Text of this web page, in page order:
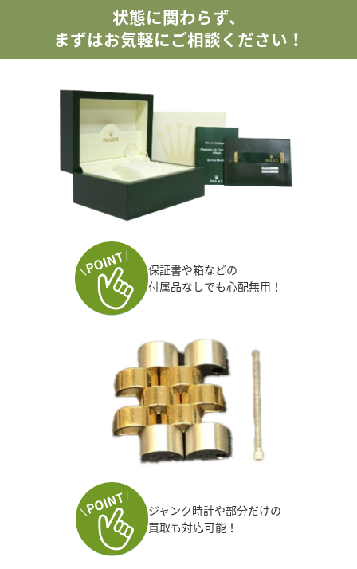
状態に関わらず、
まずはお気軽にご相談ください！
保証書や箱などの
付属品なしでも心配無用！
ジャンク時計や部分だけの
買取も対応可能！